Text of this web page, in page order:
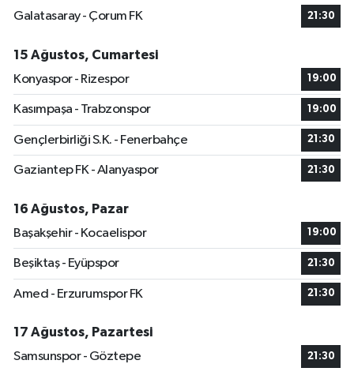
Galatasaray - Çorum FK
21:30
15 Ağustos, Cumartesi
Konyaspor - Rizespor
19:00
Kasımpaşa - Trabzonspor 19:00
Gençlerbirliği S.K. - Fenerbahçe 21:30
Gaziantep FK - Alanyaspor 21:30
16 Ağustos, Pazar
Başakşehir - Kocaelispor
19:00
Beşiktaş - Eyüpspor 21:30
Amed - Erzurumspor FK 21:30
17 Ağustos, Pazartesi
Samsunspor - Göztepe
21:30